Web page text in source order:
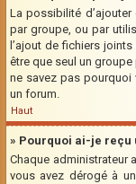
La possibilité
par groupe, ou par
l’ajout de fichiers
être que seul un
ne savez pas
un forum.
Haut
» Pourquoi ai-je reçu
Chaque administrateur
vous avez dérogé à